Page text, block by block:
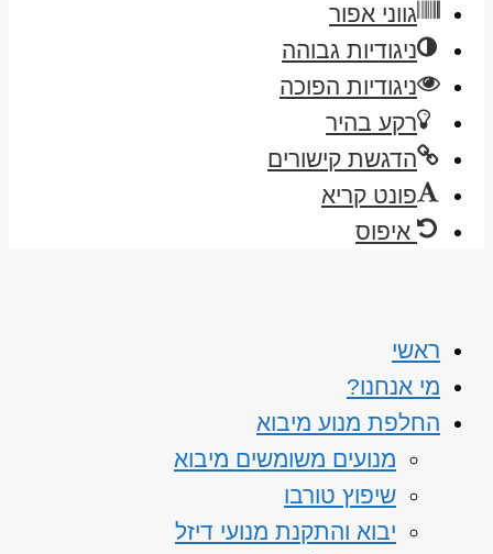
גווני אפור
ניגודיות גבוהה
ניגודיות הפוכה
רקע בהיר
הדגשת קישורים
פונט קריא
איפוס
ראשי
מי אנחנו?
החלפת מנוע מיבוא
מנועים משומשים מיבוא
שיפוץ טורבו
יבוא והתקנת מנועי דיזל